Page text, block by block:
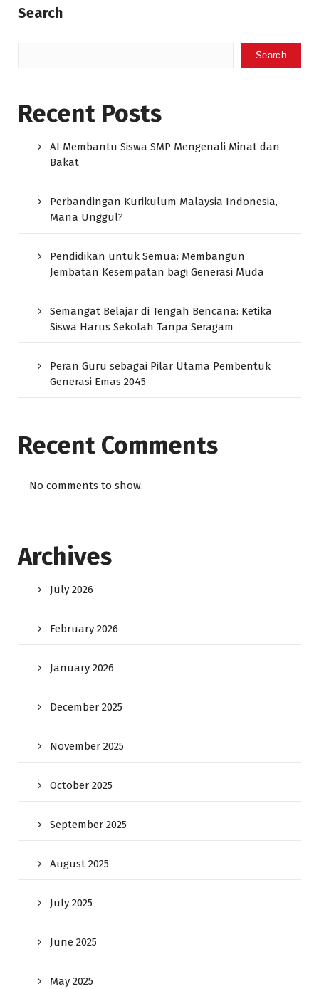
Search
Search
Recent Posts
AI Membantu Siswa SMP Mengenali Minat dan
Bakat
Perbandingan Kurikulum Malaysia Indonesia,
Mana Unggul?
Pendidikan untuk Semua: Membangun
Jembatan Kesempatan bagi Generasi Muda
Semangat Belajar di Tengah Bencana: Ketika
Siswa Harus Sekolah Tanpa Seragam
Peran Guru sebagai Pilar Utama Pembentuk
Generasi Emas 2045
Recent Comments
No comments to show.
Archives
July 2026
February 2026
January 2026
December 2025
November 2025
October 2025
September 2025
August 2025
July 2025
June 2025
May 2025